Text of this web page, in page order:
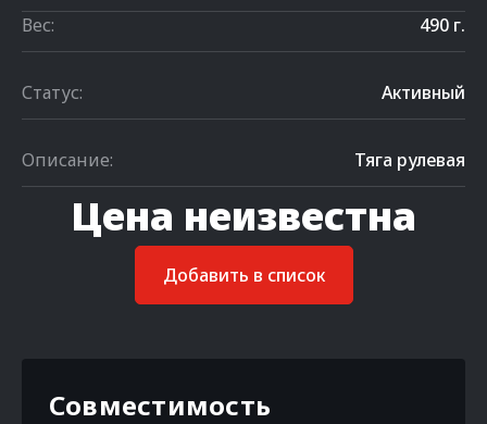
Вес:
490 г.
Статус: Активный
Описание: Тяга рулевая
Цена неизвестна
Добавить в список
Совместимость